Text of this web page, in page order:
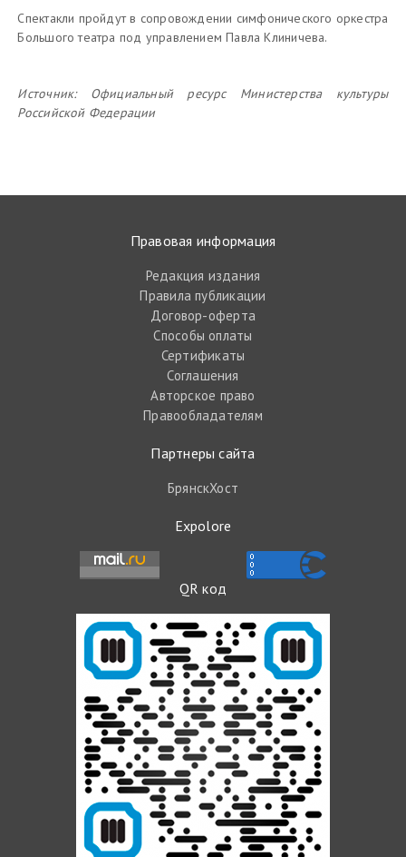
Спектакли пройдут в сопровождении симфонического оркестра
Большого театра под управлением Павла Клиничева.
Источник: Официальный ресурс Министерства культуры
Российской Федерации
Правовая информация
Редакция издания
Правила публикации
Договор-оферта
Способы оплаты
Сертификаты
Соглашения
Авторское право
Правообладателям
Партнеры сайта
БрянскХост
Expolore
QR код